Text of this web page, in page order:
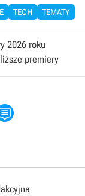
TECH TEMATY
2026 roku
premiery